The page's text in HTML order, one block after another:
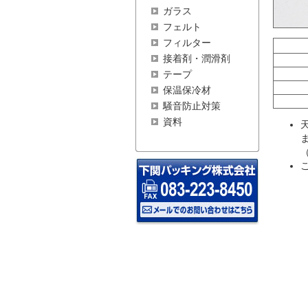
ガラス
フェルト
フィルター
接着剤・潤滑剤
テープ
保温保冷材
騒音防止対策
資料